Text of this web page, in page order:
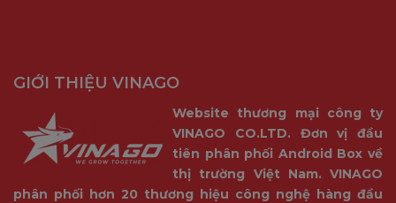
GIỚI THIỆU VINAGO
Website thương mại công ty
VINAGO CO.LTD. Đơn vị đầu
tiên phân phối Android Box về
thị trường Việt Nam. VINAGO
phân phối hơn 20 thương hiệu công nghệ hàng đầu